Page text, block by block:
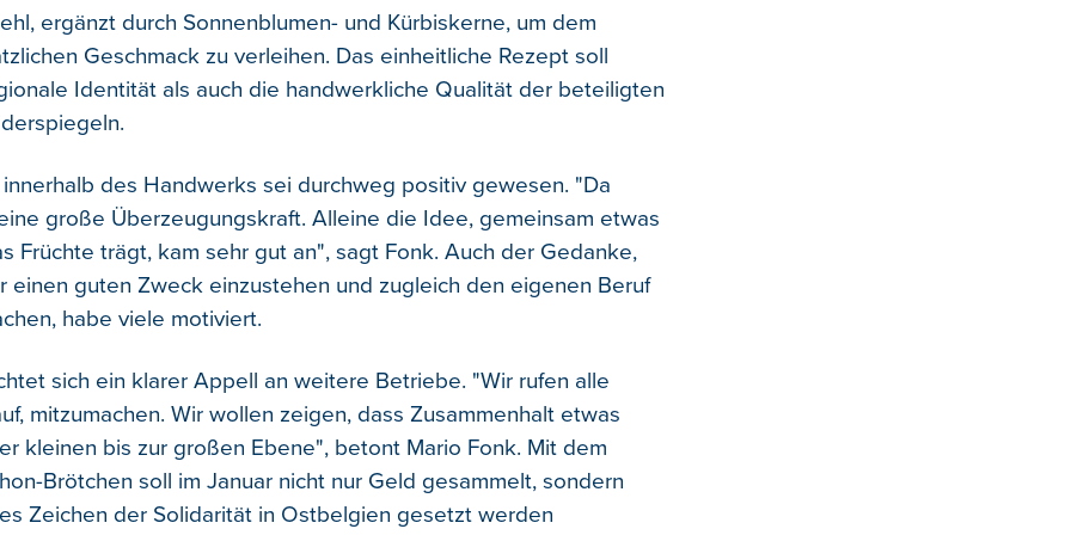
ergänzt durch Sonnenblumen- und Kürbiskerne, um dem
Geschmack zu verleihen. Das einheitliche Rezept soll
Identität als auch die handwerkliche Qualität der beteiligten
des Handwerks sei durchweg positiv gewesen. "Da
große Überzeugungskraft. Alleine die Idee, gemeinsam etwas
Früchte trägt, kam sehr gut an", sagt Fonk. Auch der Gedanke,
einen guten Zweck einzustehen und zugleich den eigenen Beruf
habe viele motiviert.
sich ein klarer Appell an weitere Betriebe. "Wir rufen alle
mitzumachen. Wir wollen zeigen, dass Zusammenhalt etwas
kleinen bis zur großen Ebene", betont Mario Fonk. Mit dem
Brötchen soll im Januar nicht nur Geld gesammelt, sondern
Zeichen der Solidarität in Ostbelgien gesetzt werden